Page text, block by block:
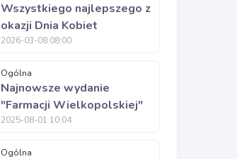
Wszystkiego najlepszego z
okazji Dnia Kobiet
2026-03-08 08:00
Ogólna
Najnowsze wydanie
"Farmacji Wielkopolskiej"
2025-08-01 10:04
Ogólna